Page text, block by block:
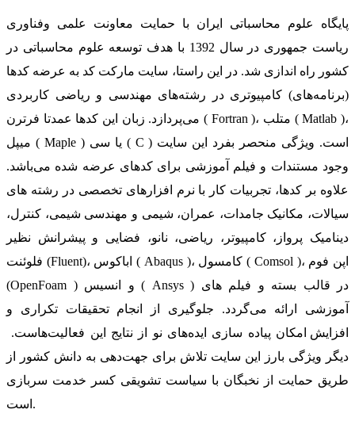
پایگاه علوم محاسباتی ایران با حمایت معاونت علمی وفناوری
ریاست جمهوری در سال 1392 با هدف توسعه علوم محاسباتی در
کشور راه اندازی شد. در این راستا، سایت مارکت کد به عرضه کدها
(برنامه‌های) کامپیوتری در رشته‌های مهندسی و ریاضی کاربردی
می‌پردازد. زبان این کدها عمدتا فرترن ( Fortran )، متلب ( Matlab )،
میپل ( Maple ) یا سی ( C ) است. ویژگی منحصر بفرد این سایت
وجود مستندات و فیلم آموزشی برای کدهای عرضه شده می‌باشد.
علاوه بر کدها، تجربیات کار با نرم افزارهای تخصصی در رشته های
سیالات، مکانیک جامدات، عمران، شیمی و مهندسی شیمی، کنترل،
دینامیک پرواز، کامپیوتر، ریاضی، نانو، فضایی و پیشرانش نظیر
فلوئنت (Fluent)، اباکوس ( Abaqus )، کامسول ( Comsol )، اپن فوم
(OpenFoam ) و انسیس ( Ansys ) در قالب بسته‌ و فیلم های
آموزشی ارائه می‌گردد. جلوگیری از انجام تحقیقات تکراری و
افزایش امکان پیاده سازی ایده‌های نو از نتایج این فعالیت‌هاست.
دیگر ویژگی بارز این سایت تلاش برای جهت‌دهی به دانش کشور از
طریق حمایت از نخبگان با سیاست تشویقی کسر خدمت سربازی
است.